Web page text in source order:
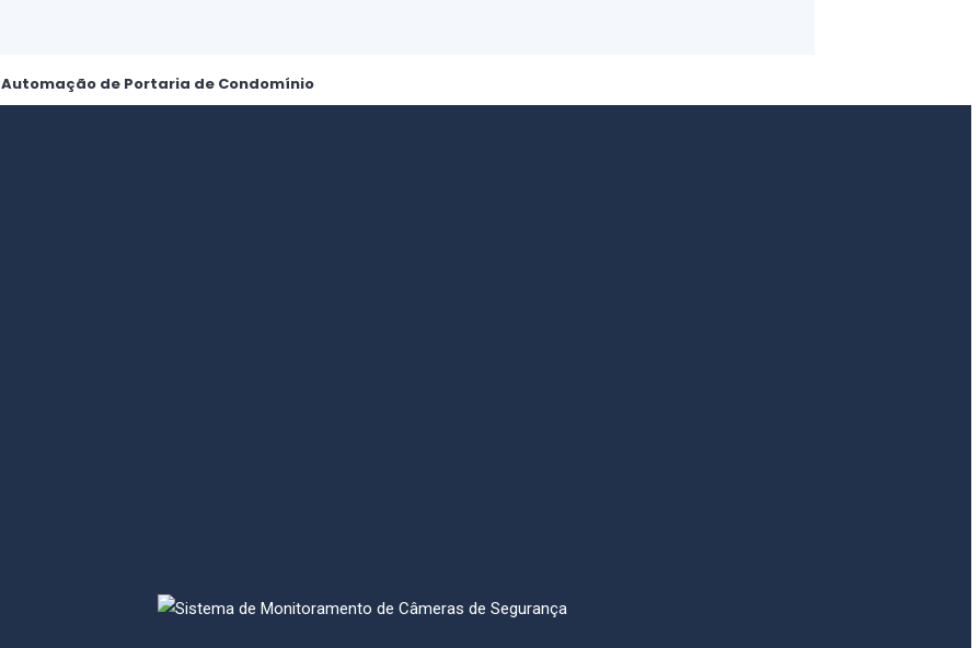
Automação de Portaria de Condomínio